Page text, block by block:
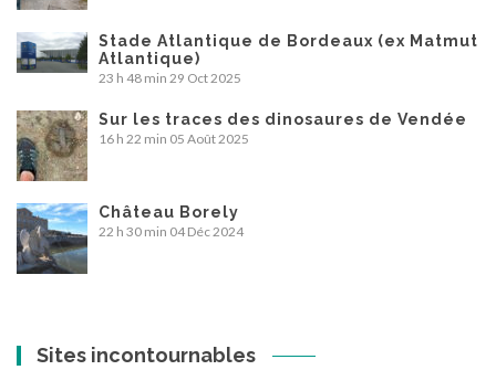
Stade Atlantique de Bordeaux (ex Matmut
Atlantique)
23 h 48 min 29 Oct 2025
Sur les traces des dinosaures de Vendée
16 h 22 min 05 Août 2025
Château Borely
22 h 30 min 04 Déc 2024
Sites incontournables